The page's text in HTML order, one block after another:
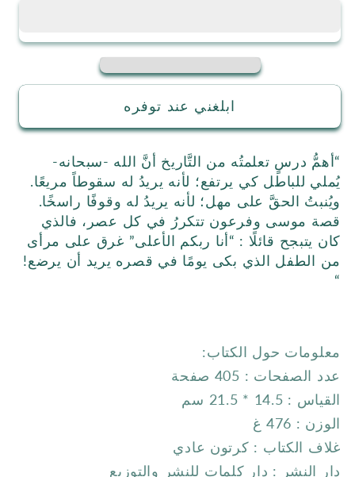
ابلغني عند توفره
“أهمُّ درسٍ تعلمتُه من التَّاريخ ‎‏أنَّ الله -سبحانه-
يُملي للباطل كي يرتفع؛ ‎‏لأنه يريدُ له سقوطاً مريعًا‎.
ويُنبتُ الحقَّ على مهل؛ لأنه يريدُ له وقوفًا راسخًا.
‎‏قصة موسى وفرعون تتكررُ في كل عصر، ‎فالذي
كان يتبجح قائلًا : “أنا ربكم الأعلى” ‎‏غرق على مرأى
من الطفل الذي ‎بكى يومًا في قصره يريد أن يرضع!
“
معلومات حول الكتاب:
عدد الصفحات : 405 صفحة
القياس : 14.5 * 21.5 سم
الوزن : 476 غ
غلاف الكتاب : كرتون عادي
دار النشر : دار كلمات للنشر والتوزيع